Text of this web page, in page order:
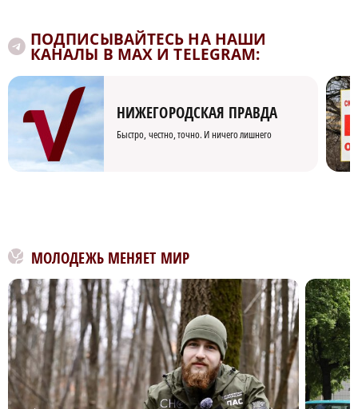
ПОДПИСЫВАЙТЕСЬ НА НАШИ
КАНАЛЫ В MAX И TELEGRAM:
НИЖЕГОРОДСКАЯ ПРАВДА
Быстро, честно, точно. И ничего лишнего
МОЛОДЕЖЬ МЕНЯЕТ МИР